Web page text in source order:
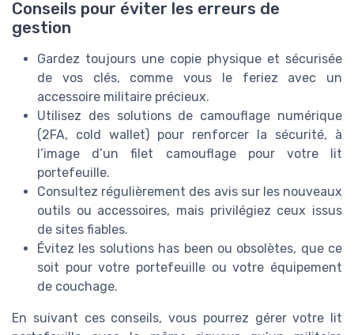
Conseils pour éviter les erreurs de
gestion
Gardez toujours une copie physique et sécurisée
de vos clés, comme vous le feriez avec un
accessoire militaire précieux.
Utilisez des solutions de camouflage numérique
(2FA, cold wallet) pour renforcer la sécurité, à
l’image d’un filet camouflage pour votre lit
portefeuille.
Consultez régulièrement des avis sur les nouveaux
outils ou accessoires, mais privilégiez ceux issus
de sites fiables.
Évitez les solutions has been ou obsolètes, que ce
soit pour votre portefeuille ou votre équipement
de couchage.
En suivant ces conseils, vous pourrez gérer votre lit